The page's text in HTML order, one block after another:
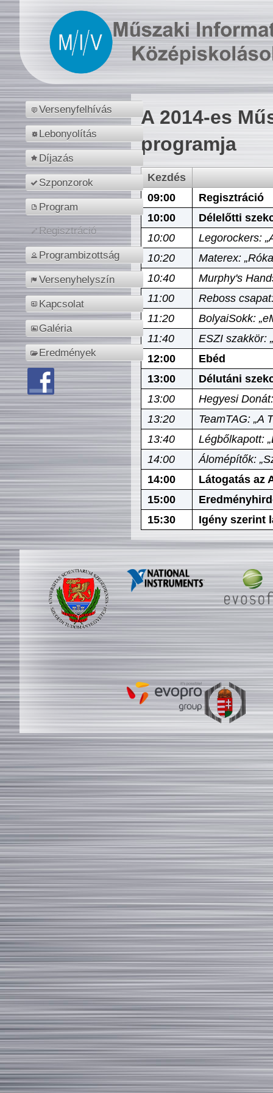
Versenyfelhívás
Lebonyolítás
Díjazás
Szponzorok
Program
Regisztráció
Programbizottság
Versenyhelyszín
Kapcsolat
Galéria
Eredmények
A 2014-es
programja
Kezdés
09:00
Regisztráció
10:00
Délelőtti
10:00
Legorockers:
10:20
Materex:
10:40
Murphy's
11:00
Reboss
11:20
BolyaiSokk:
11:40
ESZI szakkör:
12:00
Ebéd
13:00
Délutáni
13:00
Hegyesi
13:20
TeamTAG: „A
13:40
Légbőlkapott:
14:00
Álomépítők:
14:00
Látogatás az
15:00
15:30
Igény szerint